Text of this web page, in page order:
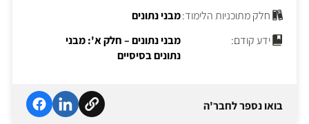
חלק מתוכניות הלימוד:מבני נתונים
ידע קודם:
מבני נתונים – חלק א': מבני
נתונים בסיסיים
בואו נספר לחבר'ה